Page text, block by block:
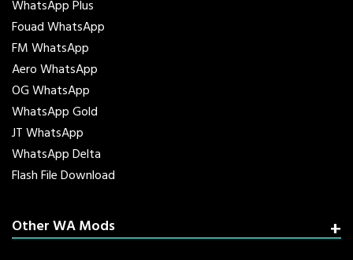
WhatsApp Plus
Fouad WhatsApp
FM WhatsApp
Aero WhatsApp
OG WhatsApp
WhatsApp Gold
JT WhatsApp
WhatsApp Delta
Flash File Download
Other WA Mods